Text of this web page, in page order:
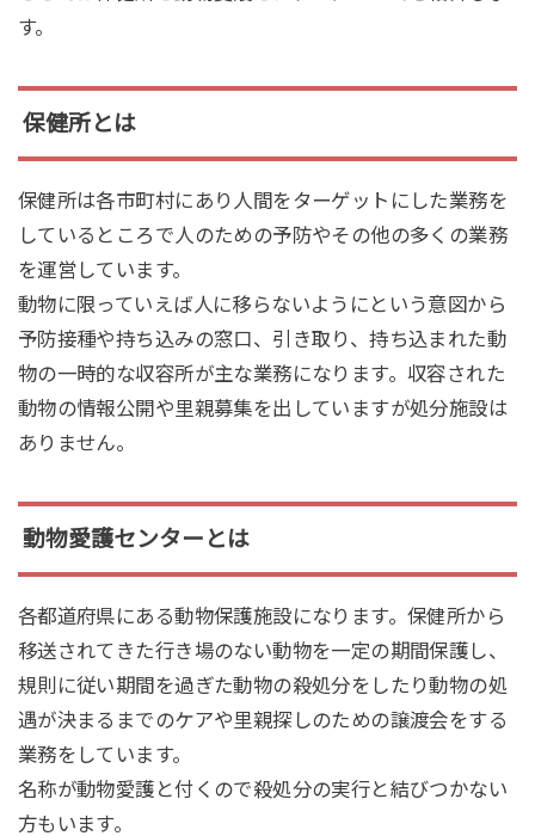
す。
保健所とは
保健所は各市町村にあり人間をターゲットにした業務を
しているところで人のための予防やその他の多くの業務
を運営しています。
動物に限っていえば人に移らないようにという意図から
予防接種や持ち込みの窓口、引き取り、持ち込まれた動
物の一時的な収容所が主な業務になります。収容された
動物の情報公開や里親募集を出していますが処分施設は
ありません。
動物愛護センターとは
各都道府県にある動物保護施設になります。保健所から
移送されてきた行き場のない動物を一定の期間保護し、
規則に従い期間を過ぎた動物の殺処分をしたり動物の処
遇が決まるまでのケアや里親探しのための譲渡会をする
業務をしています。
名称が動物愛護と付くので殺処分の実行と結びつかない
方もいます。